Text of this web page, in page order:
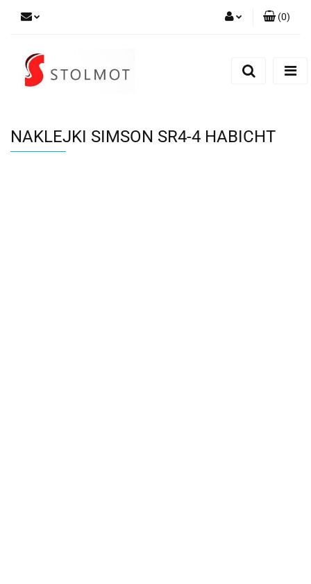
(0)
NAKLEJKI SIMSON SR4-4 HABICHT